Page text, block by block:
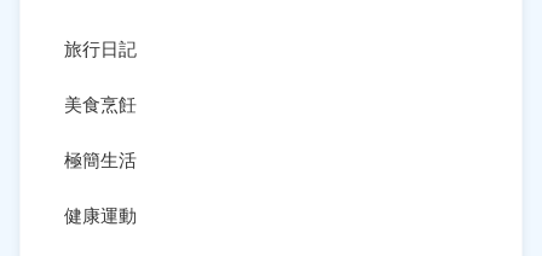
旅行日記
美食烹飪
極簡生活
健康運動